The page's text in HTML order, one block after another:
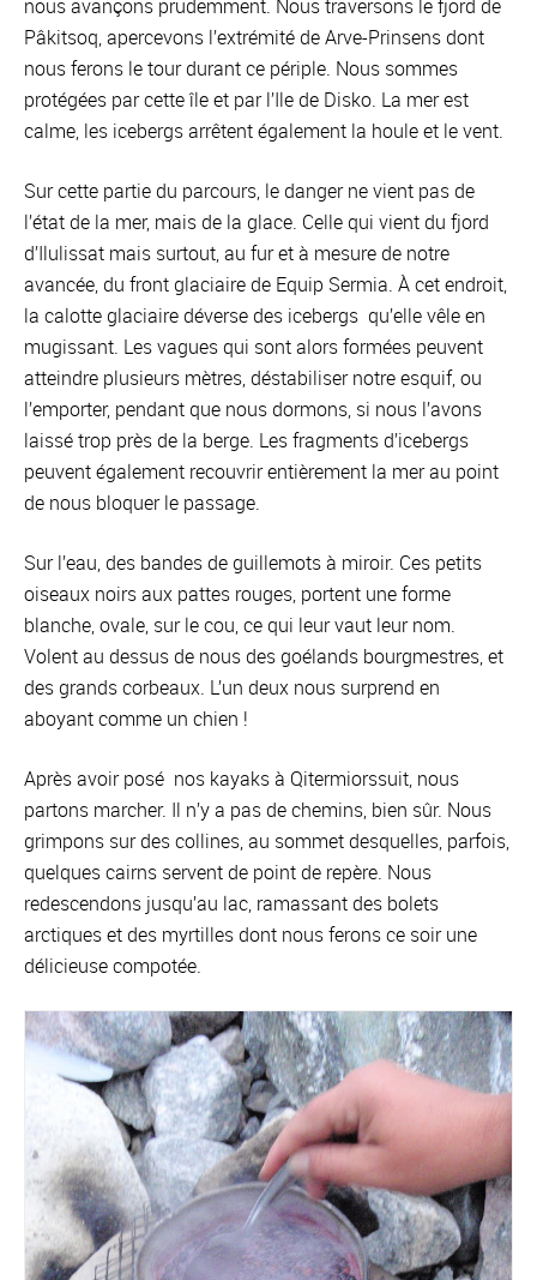
nous avançons prudemment. Nous traversons le fjord de
Pâkitsoq, apercevons l’extrémité de Arve-Prinsens dont
nous ferons le tour durant ce périple. Nous sommes
protégées par cette île et par l’Ile de Disko. La mer est
calme, les icebergs arrêtent également la houle et le vent.
Sur cette partie du parcours, le danger ne vient pas de
l’état de la mer, mais de la glace. Celle qui vient du fjord
d’Ilulissat mais surtout, au fur et à mesure de notre
avancée, du front glaciaire de Equip Sermia. À cet endroit,
la calotte glaciaire déverse des icebergs qu’elle vêle en
mugissant. Les vagues qui sont alors formées peuvent
atteindre plusieurs mètres, déstabiliser notre esquif, ou
l’emporter, pendant que nous dormons, si nous l’avons
laissé trop près de la berge. Les fragments d’icebergs
peuvent également recouvrir entièrement la mer au point
de nous bloquer le passage.
Sur l’eau, des bandes de guillemots à miroir. Ces petits
oiseaux noirs aux pattes rouges, portent une forme
blanche, ovale, sur le cou, ce qui leur vaut leur nom.
Volent au dessus de nous des goélands bourgmestres, et
des grands corbeaux. L’un deux nous surprend en
aboyant comme un chien !
Après avoir posé nos kayaks à Qitermiorssuit, nous
partons marcher. Il n’y a pas de chemins, bien sûr. Nous
grimpons sur des collines, au sommet desquelles, parfois,
quelques cairns servent de point de repère. Nous
redescendons jusqu’au lac, ramassant des bolets
arctiques et des myrtilles dont nous ferons ce soir une
délicieuse compotée.